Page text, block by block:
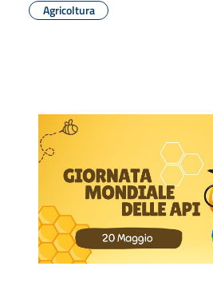
Agricoltura